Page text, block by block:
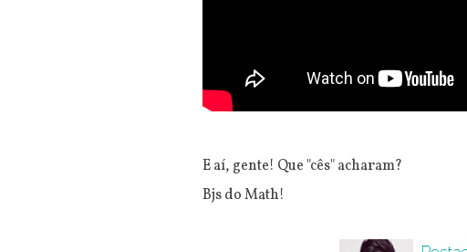
E aí, gente! Que "cês" acharam?
Bjs do Math!